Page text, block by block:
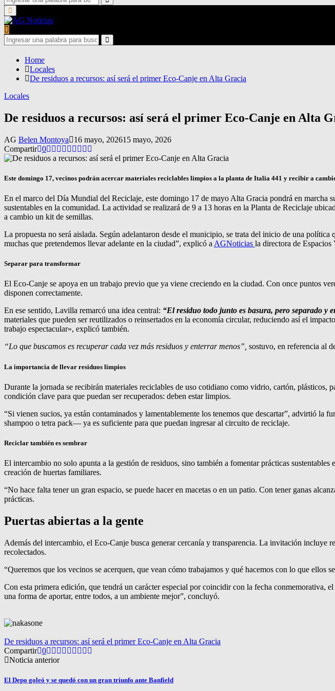
for:
Search
Primary
Menu
Search
for:
Search
Home
Locales
De residuos a recursos: así será el primer Eco-Canje en Alta Gracia
Locales
De residuos a recursos: así será el primer Eco-Canje en Alta
AG Belen Montoya 16 mayo, 202615 mayo, 2026
Compartir 0
Este domingo 17, vecinos podrán acercar materiales reciclables limpios a la planta de Italia 441 y recibir a
En el marco del Día Mundial del Reciclaje, este domingo 17 de mayo Alta Gracia pondrá en marcha
sustentables en la comunidad. La actividad se realizará de 9 a 13 horas en la Planta de Reciclaje
a cambio un kit de semillas.
La propuesta no será aislada. Según adelantaron desde el municipio, se trata del inicio de una
muchas que pretendemos llevar adelante en la ciudad”, explicó a AGNoticias la directora de
Separar para transformar
El Eco-Canje se apoya en un trabajo previo que ya viene creciendo en la ciudad. Con once puntos
disponen correctamente.
En ese sentido, Lavilla remarcó una idea central: “El residuo todo junto es basura, pero separado y
materiales que pueden ser reutilizados o reinsertados en la economía circular, reduciendo así el
trabajo espectacular», explicó también.
“Lo que buscamos es recuperar cada vez más residuos y enterrar menos”, sostuvo, en referencia al
La importancia de llevar residuos limpios
Durante la jornada se recibirán materiales reciclables de uso cotidiano como vidrio, cartón, plásticos,
condición clave para que puedan ser recuperados: deben estar limpios.
“Si vienen sucios, ya están contaminados y lamentablemente los tenemos que descartar”, advirtió
shampoo o tetra pack— ya es suficiente para que puedan ingresar al circuito de reciclaje.
Reciclar también es sembrar
El intercambio no solo apunta a la gestión de residuos, sino también a fomentar prácticas
creación de huertas familiares.
“No hace falta tener un gran espacio, se puede hacer en macetas o en un patio. Con tener ganas
prácticas.
Puertas abiertas a la gente
Además del intercambio, el Eco-Canje busca generar cercanía y transparencia. La invitación incluye
recolectados.
“Queremos que los vecinos se acerquen, que vean cómo trabajamos y qué hacemos con lo que ellos
Con esta primera edición, que tendrá un carácter especial por coincidir con la fecha conmemorativa,
una forma de aportar, entre todos, a un ambiente mejor”, concluyó.
De residuos a recursos: así será el primer Eco-Canje en Alta Gracia
Compartir 0
Noticia anterior
El Depo goleó y se quedó con un gran triunfo ante Banfield